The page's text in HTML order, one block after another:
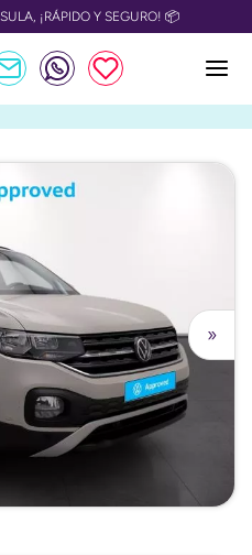
¡RÁPIDO Y SEGURO! 📦
»